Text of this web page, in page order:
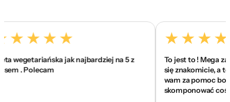
jak najbardziej na 5 z
. Polecam
To jest to ! Mega
się znakomicie, a to
wam za pomoc bo
skomponować coś